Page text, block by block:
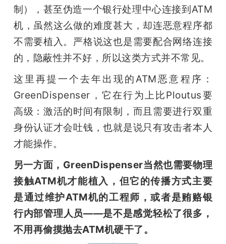
制），甚至伪造一个银行处理中心连接到ATM
机，虽然这么做的难度甚大，却连恶意程序都
不需要植入。严格说这也是需要配合网络连接
的，隐蔽性并不好，所以这类方式并不常见。
这里再提一个去年出现的ATM恶意程序：
GreenDispenser，它在行为上比Ploutus要
高级：激活的时间有限制，而且需要进行双重
身份认证才会吐钱，也就是说只有攻击者本人
才能操作。
另一方面，GreenDispenser当然也需要物理
接触ATM机才能植入，但它的传播方式主要
是通过维护ATM机的工程师，或者是贿赂银
行内部管理人员——是不是感觉轻松了很多，
不用再偷摸抛去ATM机硬干了。